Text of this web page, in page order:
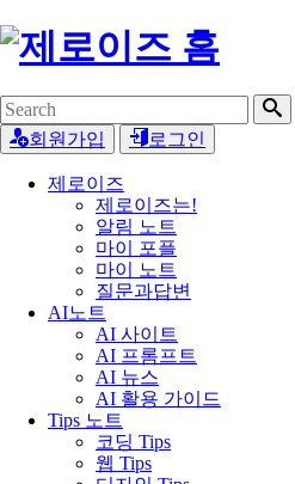
회원가입 로그인
제로이즈
제로이즈는!
알림 노트
마이 포플
마이 노트
질문과답변
AI노트
AI 사이트
AI 프롬프트
AI 뉴스
AI 활용 가이드
Tips 노트
코딩 Tips
웹 Tips